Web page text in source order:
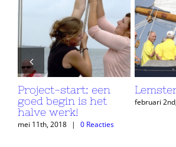
een
is het
0 Reacties
Lemsteraken Regatta
februari 2nd, 2018 | 0 Reacties